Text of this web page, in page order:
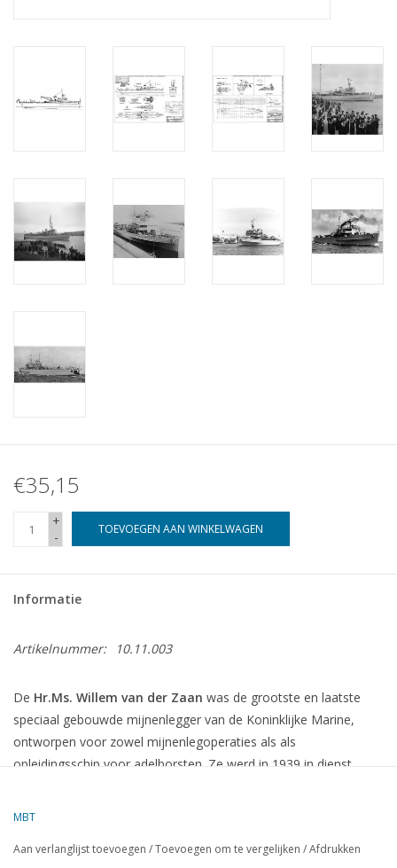
€35,15
+
-
TOEVOEGEN AAN WINKELWAGEN
Informatie
Artikelnummer: 10.11.003
De Hr.Ms. Willem van der Zaan was de grootste en laatste
speciaal gebouwde mijnenlegger van de Koninklijke Marine,
ontworpen voor zowel mijnenlegoperaties als als
opleidingsschip voor adelborsten. Ze werd in 1939 in dienst
Technische Specificaties
MBT
Aan verlanglijst toevoegen /Toevoegen om te vergelijken /Afdrukken